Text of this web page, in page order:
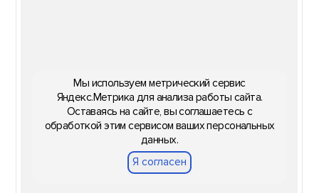
Мы используем метрический сервис
Яндекс.Метрика для анализа работы сайта.
Оставаясь на сайте, вы соглашаетесь с
обработкой этим сервисом ваших персональных
данных.
Я согласен